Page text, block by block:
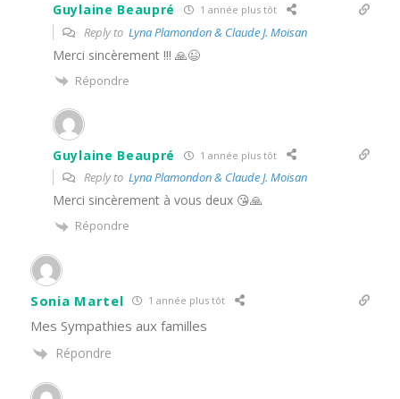
Guylaine Beaupré 1 année plus tôt
Reply to Lyna Plamondon & Claude J. Moisan
Merci sincèrement !!! 🙏😉
Répondre
Guylaine Beaupré 1 année plus tôt
Reply to Lyna Plamondon & Claude J. Moisan
Merci sincèrement à vous deux 😘🙏
Répondre
Sonia Martel 1 année plus tôt
Mes Sympathies aux familles
Répondre